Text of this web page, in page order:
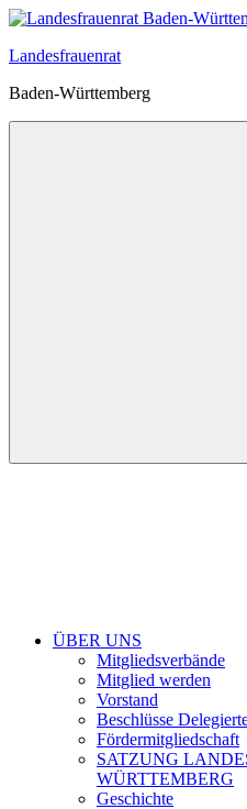
Zum
springen
Landesfrauenrat
Baden-Württemberg
ÜBER UNS
Mitgliedsverbände
Mitglied werden
Vorstand
Beschlüsse
Fördermitgliedschaft
SATZUNG
WÜRTTEMBERG
Geschichte